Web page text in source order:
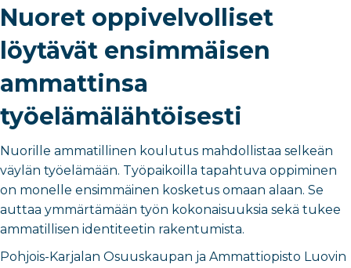
Nuoret oppivelvolliset
löytävät ensimmäisen
ammattinsa
työelämälähtöisesti
Nuorille ammatillinen koulutus mahdollistaa selkeän
väylän työelämään. Työpaikoilla tapahtuva oppiminen
on monelle ensimmäinen kosketus omaan alaan. Se
auttaa ymmärtämään työn kokonaisuuksia sekä tukee
ammatillisen identiteetin rakentumista.
Pohjois-Karjalan Osuuskaupan ja Ammattiopisto Luovin